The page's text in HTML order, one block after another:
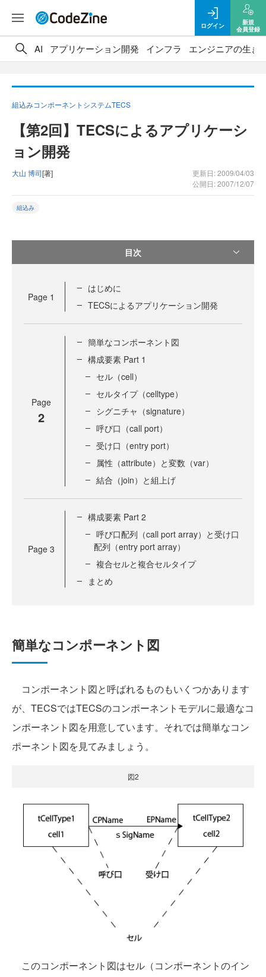
ログイン
新規
会員登録
AI アプリケーション開発 インフラ エンジニアの生き
組込みコンポーネントシステムTECS
【第2回】TECSによるアプリケーシ
ョン開発
大山 博司[著]
更新日: 2009/04/03
公開日: 2007/12/07
組込み
目次
Page 1
はじめに
TECSによるアプリケーション開発
Page
2
簡単なコンポーネント図
構成要素 Part 1
セル（cell）
セルタイプ（celltype）
シグニチャ（signature）
呼び口（call port）
受け口（entry port）
属性（attribute）と変数（var）
結合（join）と組上げ
Page 3
構成要素 Part 2
呼び口配列（call port array）と受け口
配列（entry port array）
複合セルと複合セルタイプ
まとめ
簡単なコンポーネント図
コンポーネント図と呼ばれるものもいくつかあります
が、TECSではTECSのコンポーネントモデルに最適なコ
ンポーネント図を用意しています。それでは簡単なコン
ポーネント図を見てみましょう。
図2
このコンポーネント図はセル（コンポーネントのイン